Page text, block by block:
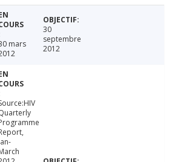
mars
30
septembre
2012